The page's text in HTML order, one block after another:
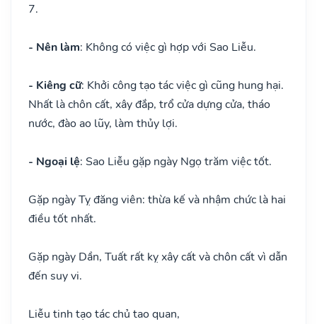
7.
- Nên làm: Không có việc gì hợp với Sao Liễu.
- Kiêng cữ: Khởi công tạo tác việc gì cũng hung hại.
Nhất là chôn cất, xây đắp, trổ cửa dựng cửa, tháo
nước, đào ao lũy, làm thủy lợi.
- Ngoại lệ: Sao Liễu gặp ngày Ngọ trăm việc tốt.
Gặp ngày Tỵ đăng viên: thừa kế và nhậm chức là hai
điều tốt nhất.
Gặp ngày Dần, Tuất rất kỵ xây cất và chôn cất vì dẫn
đến suy vi.
Liễu tinh tạo tác chủ tao quan,